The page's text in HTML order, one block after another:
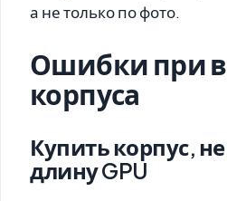
а не только по фото.
Ошибки при
корпуса
Купить корпус,
длину GPU